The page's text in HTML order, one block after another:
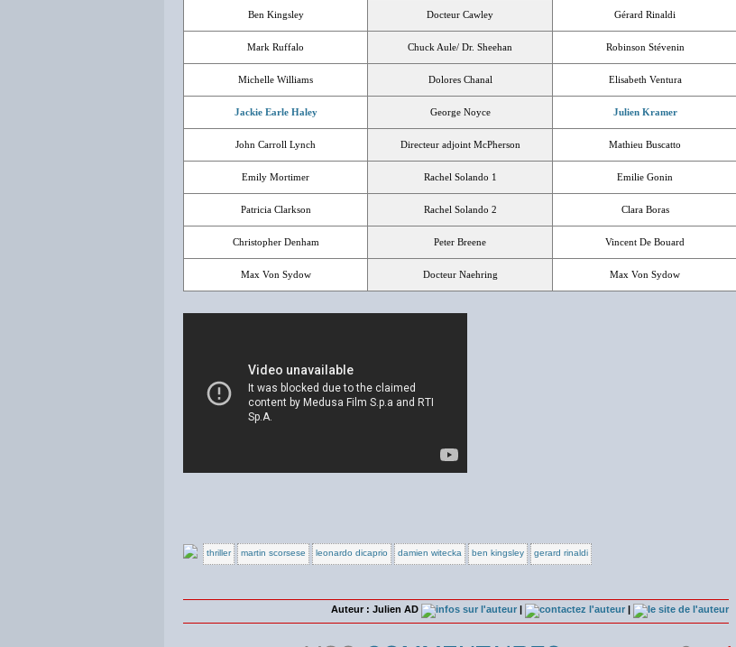
Ben Kingsley Docteur Cawley Gérard Rinaldi
Mark Ruffalo Chuck Aule/ Dr. Sheehan Robinson Stévenin
Michelle Williams Dolores Chanal Elisabeth Ventura
Jackie Earle Haley George Noyce Julien Kramer
John Carroll Lynch Directeur adjoint McPherson Mathieu Buscatto
Emily Mortimer Rachel Solando 1 Emilie Gonin
Patricia Clarkson Rachel Solando 2 Clara Boras
Christopher Denham Peter Breene Vincent De Bouard
Max Von Sydow Docteur Naehring Max Von Sydow
thriller martin scorsese leonardo dicaprio damien witecka ben kingsley gerard rinaldi
Auteur : Julien AD